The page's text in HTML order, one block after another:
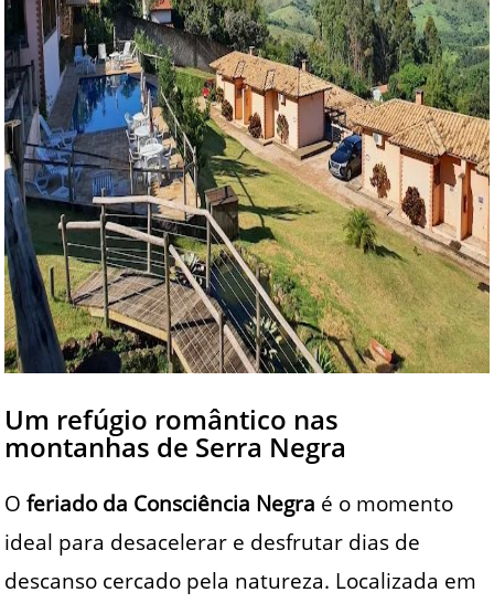
Um refúgio romântico nas
montanhas de Serra Negra
Oferiado da Consciência Negra é o momento
ideal para desacelerar e desfrutar dias de
descanso cercado pela natureza. Localizada em